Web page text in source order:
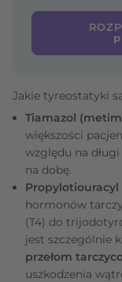
Jakie tyreostatyki
Tiamazol
większości
względu na
na dobę.
Propylotiouracyl
hormonów
(T4) do
jest szczególnie
przełom
uszkodzenia